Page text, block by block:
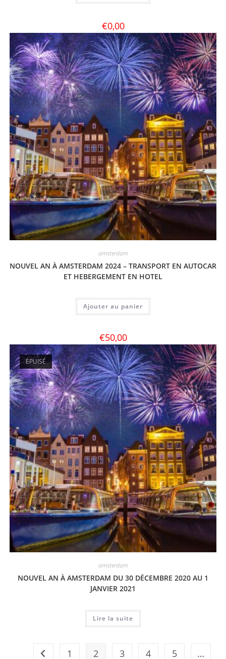
€0,00
amsterdam
NOUVEL AN À AMSTERDAM 2024 – TRANSPORT EN AUTOCAR
ET HEBERGEMENT EN HOTEL
Ajouter au panier
€50,00
ÉPUISÉ
amsterdam
NOUVEL AN À AMSTERDAM DU 30 DÉCEMBRE 2020 AU 1
JANVIER 2021
Lire la suite
1 2 3 4 5 …